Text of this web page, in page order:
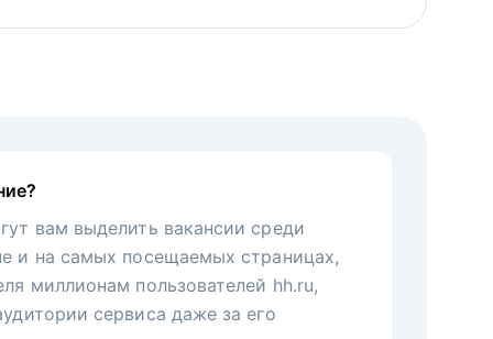
вам выделить вакансии среди
и на самых посещаемых страницах,
миллионам пользователей hh.ru,
сервиса даже за его